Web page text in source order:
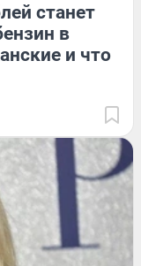
станет
в
и что